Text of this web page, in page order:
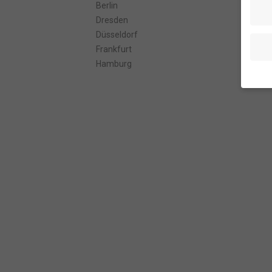
Berlin
Dresden
Düsseldorf
Frankfurt
Hamburg
Wir
(z.
Hier